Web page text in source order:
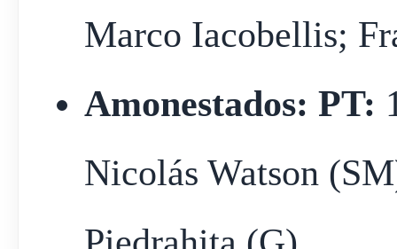
Marco Iacobellis;
Amonestados: PT:
Nicolás Watson